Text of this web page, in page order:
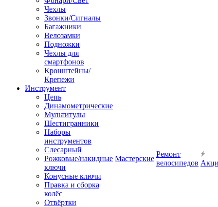
Чехлы
Звонки/Сигналы
Багажники
Велозамки
Подножки
Чехлы для
смартфонов
Кронштейны/
Крепежи
Инструмент
Цепь
Динамометрические
Мультитулы
Шестигранники
Наборы
инструментов
Слесарный
Рожковые/накидные
ключи
Конусные ключи
Правка и сборка
колёс
Отвёртки
Мастерские
Ремонт
велосипедов